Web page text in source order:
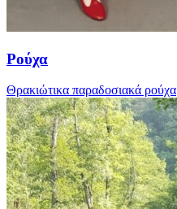
Ρούχα
Θρακιώτικα παραδοσιακά ρούχα